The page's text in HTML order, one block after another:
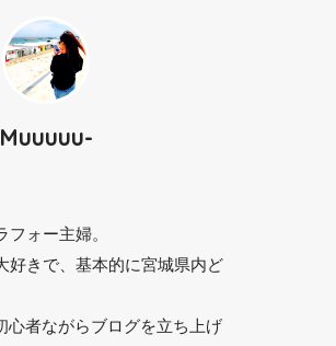
Muuuuu-
ォー主婦。
好きで、基本的に宮城県内ど
心者ながらブログを立ち上げ